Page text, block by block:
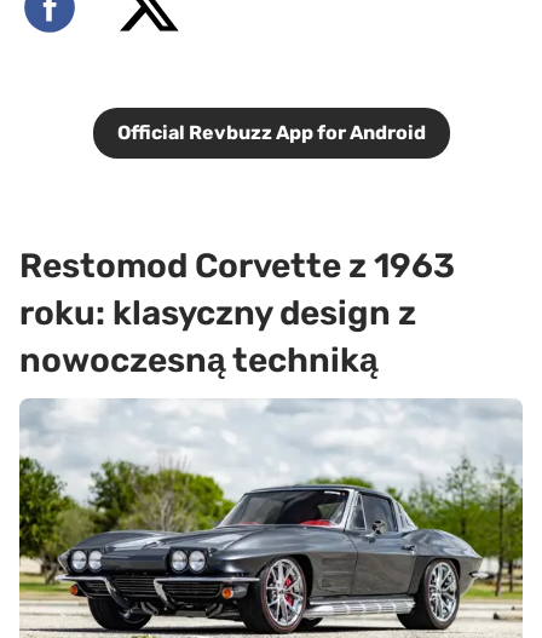
Official Revbuzz App for Android
Restomod Corvette z 1963
roku: klasyczny design z
nowoczesną techniką